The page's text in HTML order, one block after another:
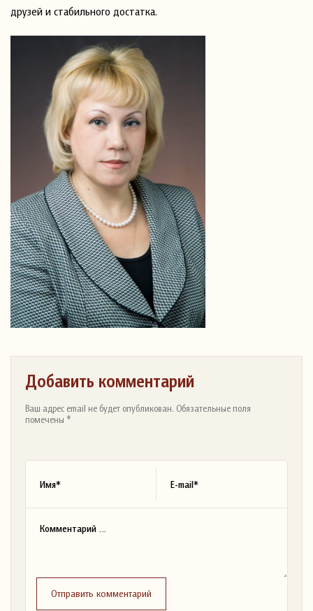
друзей и стабильного достатка.
Добавить комментарий
Ваш адрес email не будет опубликован. Обязательные поля
помечены *
Отправить комментарий